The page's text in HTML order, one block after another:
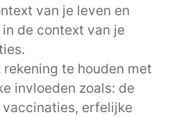
van je leven en
de context van je
te houden met
invloeden zoals: de
erfelijke